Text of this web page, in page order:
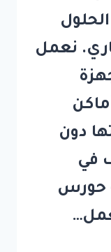
نعمل
دون
في
حورس